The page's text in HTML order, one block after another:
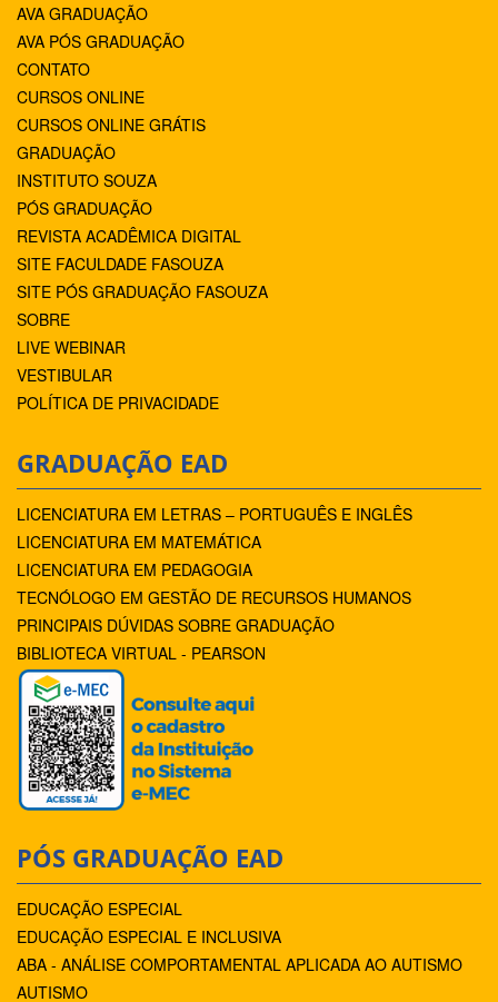
AVA GRADUAÇÃO
AVA PÓS GRADUAÇÃO
CONTATO
CURSOS ONLINE
CURSOS ONLINE GRÁTIS
GRADUAÇÃO
INSTITUTO SOUZA
PÓS GRADUAÇÃO
REVISTA ACADÊMICA DIGITAL
SITE FACULDADE FASOUZA
SITE PÓS GRADUAÇÃO FASOUZA
SOBRE
LIVE WEBINAR
VESTIBULAR
POLÍTICA DE PRIVACIDADE
GRADUAÇÃO EAD
LICENCIATURA EM LETRAS – PORTUGUÊS E INGLÊS
LICENCIATURA EM MATEMÁTICA
LICENCIATURA EM PEDAGOGIA
TECNÓLOGO EM GESTÃO DE RECURSOS HUMANOS
PRINCIPAIS DÚVIDAS SOBRE GRADUAÇÃO
BIBLIOTECA VIRTUAL - PEARSON
PÓS GRADUAÇÃO EAD
EDUCAÇÃO ESPECIAL
EDUCAÇÃO ESPECIAL E INCLUSIVA
ABA - ANÁLISE COMPORTAMENTAL APLICADA AO AUTISMO
AUTISMO